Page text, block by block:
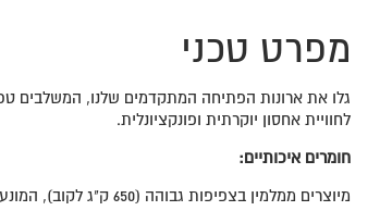
מפרט טכני
גלו את ארונות הפתיחה המתקדמים שלנו, המשלבים
לחוויית אחסון יוקרתית ופונקציונלית.
חומרים איכותיים:
מיוצרים ממלמין בצפיפות גבוהה (650 ק"ג לקוב), המונע חדירת לחות ומבטיח אריכות ימים למוצר.